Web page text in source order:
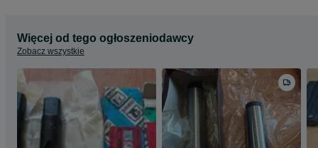
Więcej od tego ogłoszeniodawcy
Zobacz wszystkie